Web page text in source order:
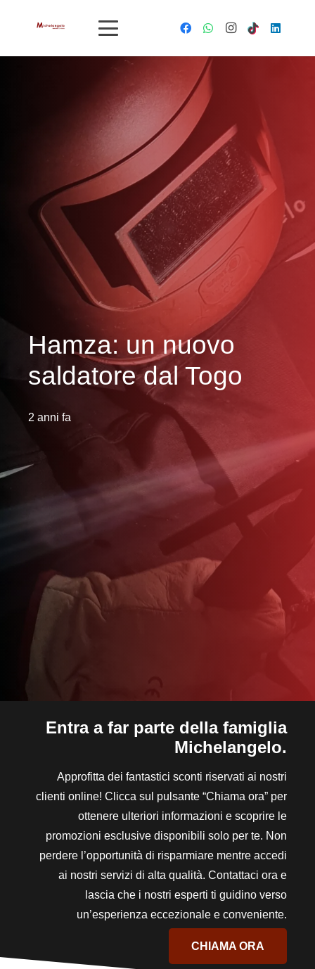
Hamza: un nuovo
saldatore dal Togo
2 anni fa
Entra a far parte della famiglia
Michelangelo.
Approfitta dei fantastici sconti riservati ai nostri
clienti online! Clicca sul pulsante “Chiama ora” per
ottenere ulteriori informazioni e scoprire le
promozioni esclusive disponibili solo per te. Non
perdere l’opportunità di risparmiare mentre accedi
ai nostri servizi di alta qualità. Contattaci ora e
lascia che i nostri esperti ti guidino verso
un’esperienza eccezionale e conveniente.
CHIAMA ORA